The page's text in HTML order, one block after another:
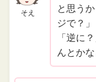
そえ
と思う
ジで？
「逆に
んとか